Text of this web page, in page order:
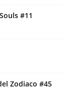
#11
Zodiaco #45